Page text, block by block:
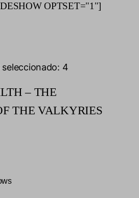
OPTSET="1"]
seleccionado: 4
– THE
THE VALKYRIES